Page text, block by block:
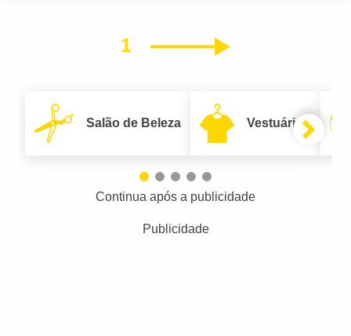
1 Próximo
Salão de Beleza Vestuário
Continua após a publicidade
Publicidade